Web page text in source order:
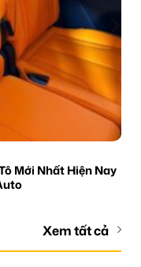
Mới Nhất Hiện Nay
Xem tất cả